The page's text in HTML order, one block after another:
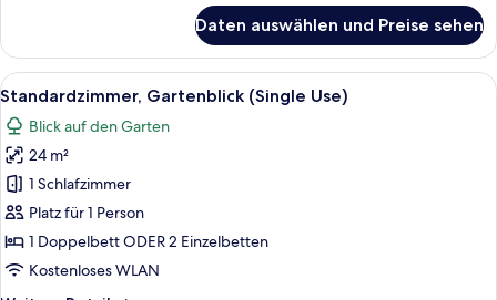
Daten auswählen und Preise sehen
Alle
Fotos
für
Standardzimmer,
Gartenblick
(Single
Use)
anzeigen
Ein modernes Hotelzimmer mit
7
Standardzimmer, Gartenblick (Single Use)
Blick auf den Garten
24 m²
1 Schlafzimmer
Platz für 1 Person
1 Doppelbett ODER 2 Einzelbetten
Kostenloses WLAN